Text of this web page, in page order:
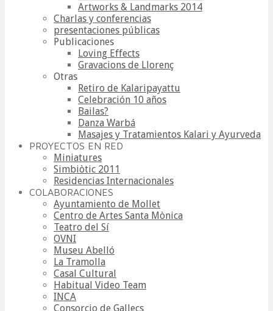
Artworks & Landmarks 2014
Charlas y conferencias
presentaciones públicas
Publicaciones
Loving Effects
Gravacions de Llorenç
Otras
Retiro de Kalaripayattu
Celebración 10 años
Bailas?
Danza Warbá
Masajes y Tratamientos Kalari y Ayurveda
PROYECTOS EN RED
Miniatures
Simbiòtic 2011
Residencias Internacionales
COLABORACIONES
Ayuntamiento de Mollet
Centro de Artes Santa Mònica
Teatro del Sí
OVNI
Museu Abelló
La Tramolla
Casal Cultural
Habitual Video Team
INCA
Consorcio de Gallecs